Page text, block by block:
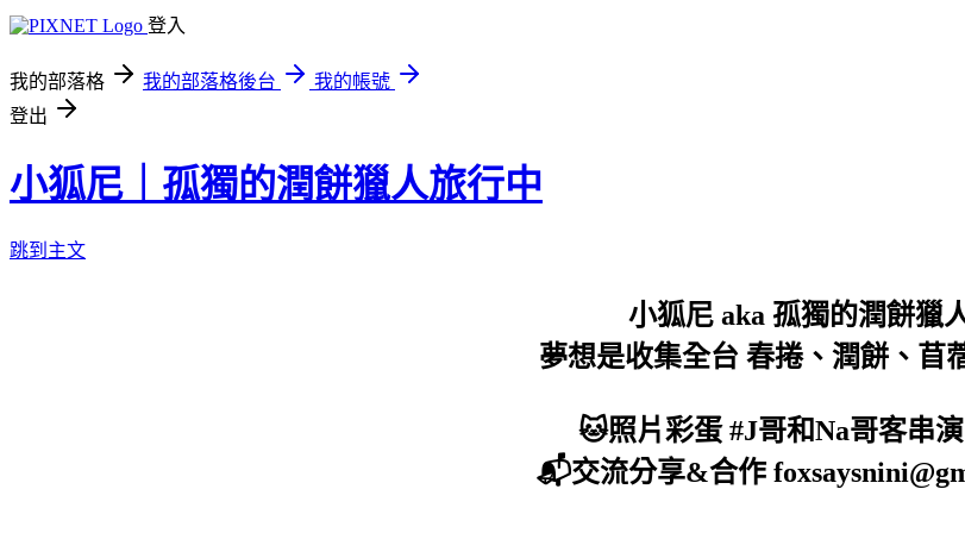
登入
我的部落格 我的部落格後台
我的帳號
登出
小狐尼｜孤獨的潤餅獵人旅行中
跳到主文
小狐尼 aka 孤獨的潤餅獵
夢想是收集全台 春捲、潤餅、苜
🐱照片彩蛋 #J哥和Na哥客串
📬交流分享&合作